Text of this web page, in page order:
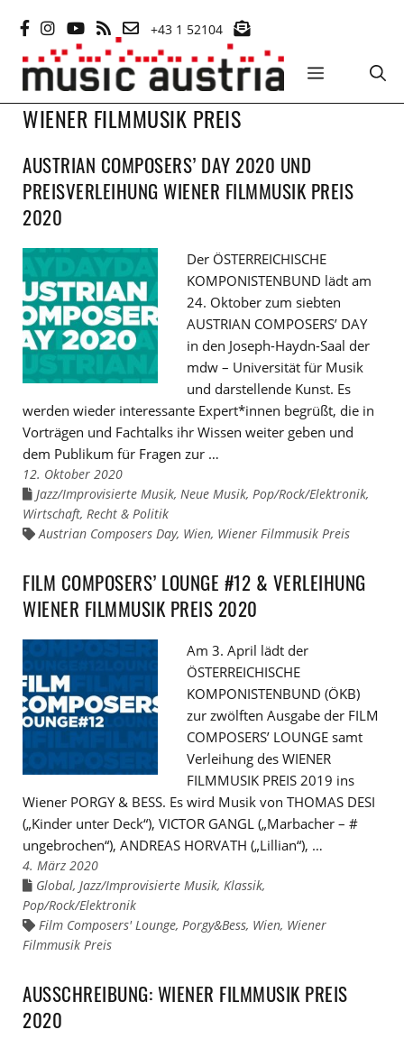
Inhalt
springen
+43 1 52104
MENÜ
WIENER FILMMUSIK PREIS
AUSTRIAN COMPOSERS’ DAY 2020 UND
PREISVERLEIHUNG WIENER FILMMUSIK PREIS
2020
Der ÖSTERREICHISCHE
KOMPONISTENBUND lädt am
24. Oktober zum siebten
AUSTRIAN COMPOSERS’ DAY
in den Joseph-Haydn-Saal der
mdw – Universität für Musik
und darstellende Kunst. Es
werden wieder interessante Expert*innen begrüßt, die in
Vorträgen und Fachtalks ihr Wissen weiter geben und
dem Publikum für Fragen zur …
12. Oktober 2020
Links
zu
den
Kategorien
Jazz/Improvisierte Musik, Neue Musik, Pop/Rock/Elektronik,
Wirtschaft, Recht & Politik
Links
Austrian Composers Day, Wien, Wiener Filmmusik Preis
FILM COMPOSERS’ LOUNGE #12 & VERLEIHUNG
WIENER FILMMUSIK PREIS 2020
Am 3. April lädt der
ÖSTERREICHISCHE
KOMPONISTENBUND (ÖKB)
zur zwölften Ausgabe der FILM
COMPOSERS’ LOUNGE samt
Verleihung des WIENER
FILMMUSIK PREIS 2019 ins
Wiener PORGY & BESS. Es wird Musik von THOMAS DESI
(„Kinder unter Deck“), VICTOR GANGL („Marbacher – #
ungebrochen“), ANDREAS HORVATH („Lillian“), …
4. März 2020
Links
den
Kategorien
Global, Jazz/Improvisierte Musik, Klassik,
Pop/Rock/Elektronik
Links
den
Film Composers' Lounge, Porgy&Bess, Wien, Wiener
Filmmusik Preis
AUSSCHREIBUNG: WIENER FILMMUSIK PREIS
2020